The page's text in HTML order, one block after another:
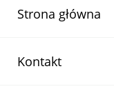
Strona główna
Kontakt